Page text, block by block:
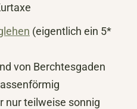
(eigentlich ein 5*
von Berchtesgaden
nur teilweise sonnig